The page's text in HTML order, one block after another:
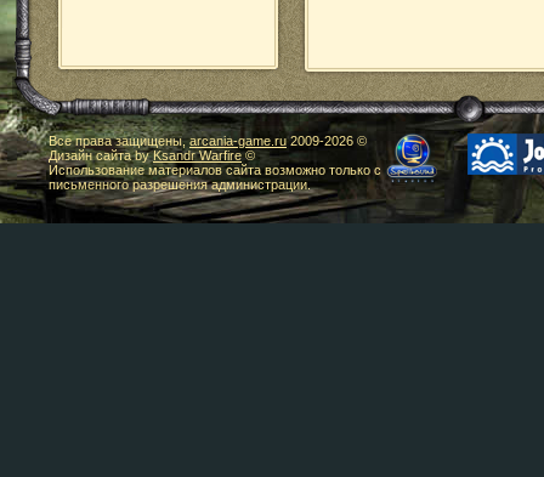
Все права защищены,arcania-game.ru2009-2026 ©
Дизайн сайта byKsandr Warfire©
Использование материалов сайта возможно только с
письменного разрешения администрации.